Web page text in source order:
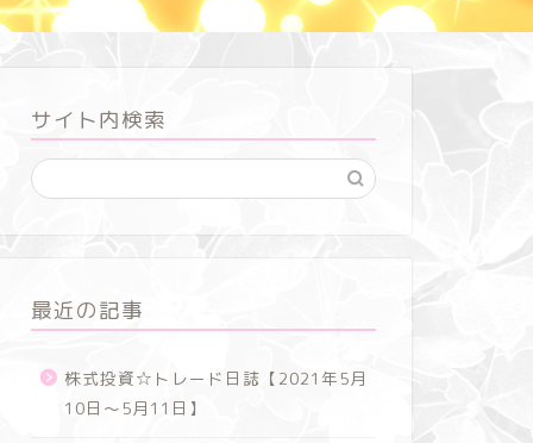
株式投資
サイト内検索
最近の記事
株式投資☆トレード日誌【2021年5月
10日～5月11日】